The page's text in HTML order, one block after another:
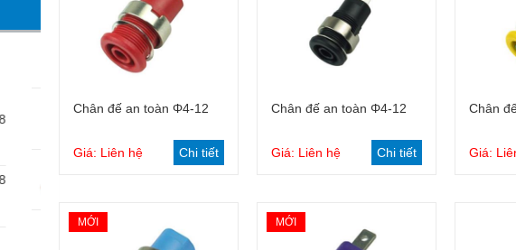
Giỏ hàng
Chân đế an toàn Φ4-12
Giá: Liên hệ Chi tiết
Giỏ hàng
Chân đế an toàn Φ4-12
Giá: Liên hệ Chi tiết
Chân
Giá:
MỚI MỚI
Dây cắm tiêu chuẩn 2mm
Dây cắm tiêu chuẩn 4mm
Dây cắm an toàn 4mm
Bộ dây đo dùng cho đồng đo
đo đa năng
Đầu kẹp cá sấu
Phanh bột từ